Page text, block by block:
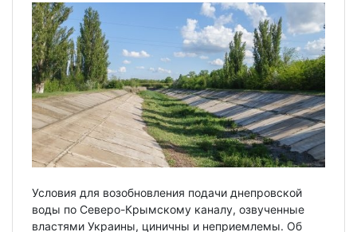
Условия для возобновления подачи днепровской
воды по Северо-Крымскому каналу, озвученные
властями Украины, циничны и неприемлемы. Об